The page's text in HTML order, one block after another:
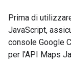
Prima di
JavaScript,
console Google
per l'API Maps